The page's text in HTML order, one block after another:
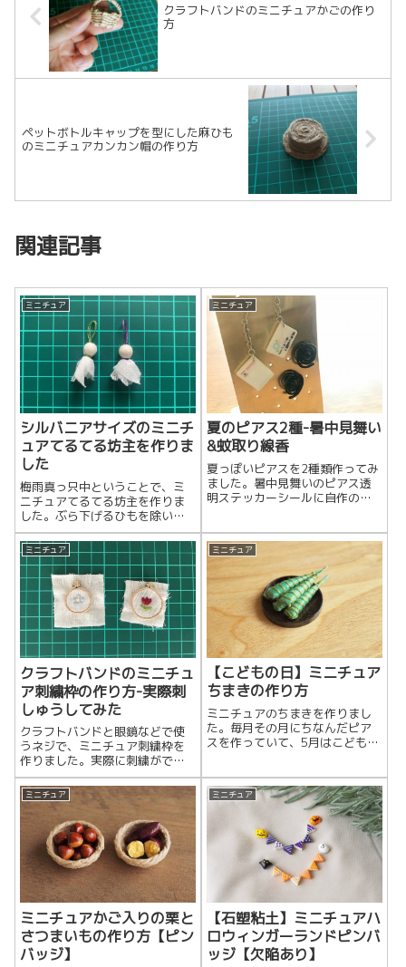
クラフトバンドのミニチュアかごの作り
方
ペットボトルキャップを型にした麻ひも
のミニチュアカンカン帽の作り方
関連記事
ミニチュア
シルバニアサイズのミニチ
ュアてるてる坊主を作りま
した
梅雨真っ只中ということで、ミ
ニチュアてるてる坊主を作りま
した。ぶら下げるひもを除いて
2.5cmくらいの大きさです。頭の
部分には、家に余っていた直径
8mmのコット...
ミニチュア
夏のピアス2種-暑中見舞い
&蚊取り線香
夏っぽいピアスを2種類作ってみ
ました。暑中見舞いのピアス透
明ステッカーシールに自作の画
ィングしまし...
ミニチュア
クラフトバンドのミニチュ
ア刺繍枠の作り方-実際刺
しゅうしてみた
クラフトバンドと眼鏡などで使
うネジで、ミニチュア刺繍枠を
作りました。実際に刺繍ができ
るクラフトバンド製のミニチュ
アの刺繍枠を作っている方がい
らっしゃって、なんと...
ミニチュア
【こどもの日】ミニチュア
ちまきの作り方
ミニチュアのちまきを作りまし
た。毎月その月にちなんだピア
スを作っていて、5月はこどもの
にしたらあまりかわ...
ミニチュア
ミニチュアかご入りの栗と
さつまいもの作り方【ピン
バッジ】
ミニチュア
【石塑粘土】ミニチュアハ
ロウィンガーランドピンバ
ッジ【欠陥あり】